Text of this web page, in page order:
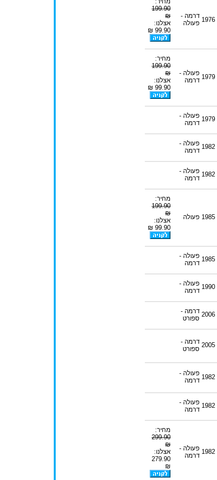
1976
דרמה -
פעולה
199.90
₪
אצלנו:
99.90 ₪
1979
פעולה -
דרמה
מחיר:
199.90
₪
אצלנו:
99.90 ₪
1979 פעולה -
דרמה
1982 פעולה -
דרמה
1982 פעולה -
דרמה
1985 פעולה
מחיר:
199.90
₪
אצלנו:
99.90 ₪
1985 פעולה -
דרמה
1990 פעולה -
דרמה
2006 דרמה -
ספורט
2005 דרמה -
ספורט
1982
פעולה -
דרמה
1982 פעולה -
דרמה
1982 פעולה -
דרמה
מחיר:
299.90
₪
אצלנו:
279.90
₪